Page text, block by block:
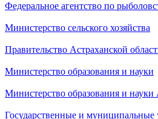
Федеральное агентство по
Министерство сельского хозяйства
Правительство Астраханской
Министерство образования и науки
Министерство образования и науки
Государственные и муниципальные